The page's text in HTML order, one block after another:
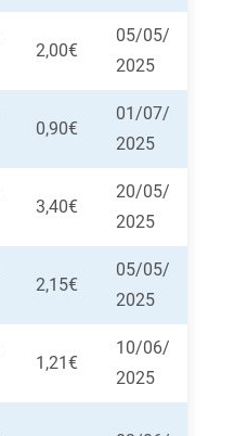
2,00€
05/05/
2025
0,90€
01/07/
2025
3,40€
20/05/
2025
2,15€
05/05/
2025
1,21€
10/06/
2025